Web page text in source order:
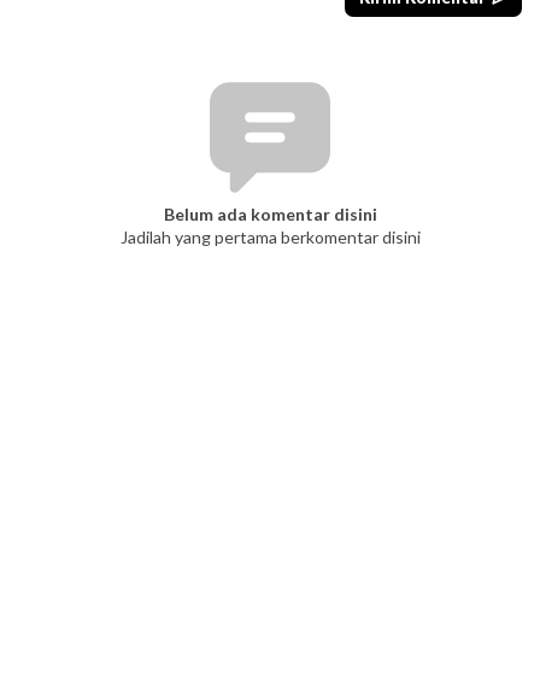
Belum ada komentar disini
Jadilah yang pertama berkomentar disini